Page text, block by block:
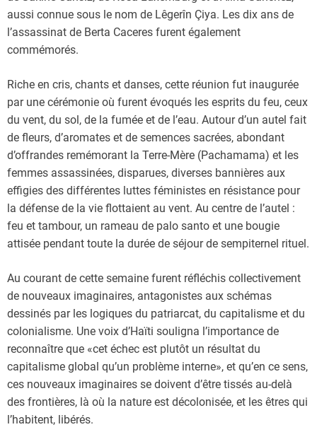
aussi connue sous le nom de Lêgerîn Çiya. Les dix ans de
l’assassinat de Berta Caceres furent également
commémorés.
Riche en cris, chants et danses, cette réunion fut inaugurée
par une cérémonie où furent évoqués les esprits du feu, ceux
du vent, du sol, de la fumée et de l’eau. Autour d’un autel fait
de fleurs, d’aromates et de semences sacrées, abondant
d’offrandes remémorant la Terre-Mère (Pachamama) et les
femmes assassinées, disparues, diverses bannières aux
effigies des différentes luttes féministes en résistance pour
la défense de la vie flottaient au vent. Au centre de l’autel :
feu et tambour, un rameau de palo santo et une bougie
attisée pendant toute la durée de séjour de sempiternel rituel.
Au courant de cette semaine furent réfléchis collectivement
de nouveaux imaginaires, antagonistes aux schémas
dessinés par les logiques du patriarcat, du capitalisme et du
colonialisme. Une voix d’Haïti souligna l’importance de
reconnaître que «cet échec est plutôt un résultat du
capitalisme global qu’un problème interne», et qu’en ce sens,
ces nouveaux imaginaires se doivent d’être tissés au-delà
des frontières, là où la nature est décolonisée, et les êtres qui
l’habitent, libérés.